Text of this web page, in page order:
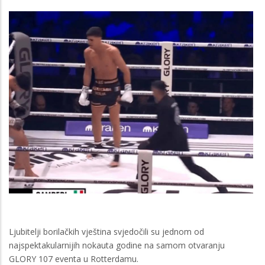
Ljubitelji borilačkih vještina svjedočili su jednom od
najspektakularnijih nokauta godine na samom otvaranju
GLORY 107 eventa u Rotterdamu.